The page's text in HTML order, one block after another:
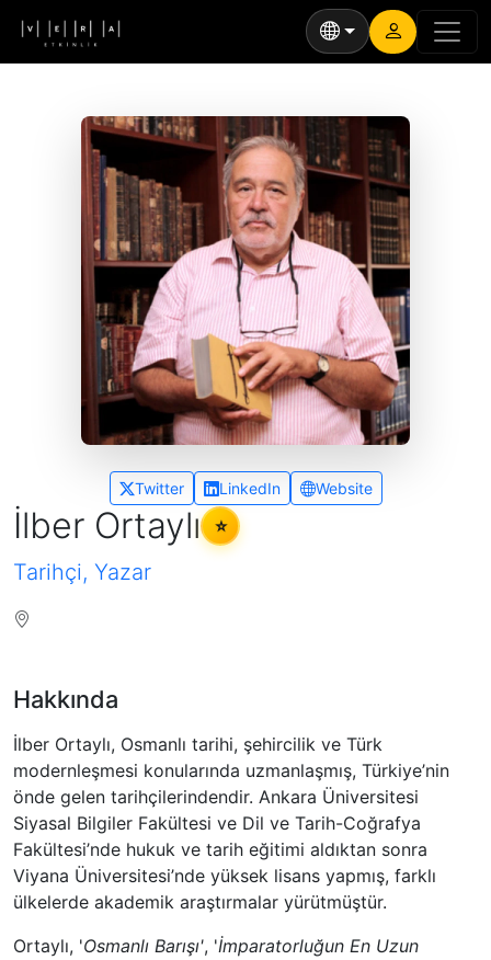
Twitter LinkedIn Website
İlber Ortaylı ⭐
Tarihçi, Yazar
Hakkında
İlber Ortaylı, Osmanlı tarihi, şehircilik ve Türk
modernleşmesi konularında uzmanlaşmış, Türkiye’nin
önde gelen tarihçilerindendir. Ankara Üniversitesi
Siyasal Bilgiler Fakültesi ve Dil ve Tarih-Coğrafya
Fakültesi’nde hukuk ve tarih eğitimi aldıktan sonra
Viyana Üniversitesi’nde yüksek lisans yapmış, farklı
ülkelerde akademik araştırmalar yürütmüştür.
Ortaylı, 'Osmanlı Barışı', 'İmparatorluğun En Uzun